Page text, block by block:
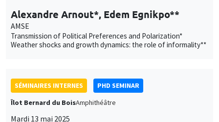
Alexandre Arnout*, Edem Egnikpo**
AMSE
Transmission of Political Preferences and Polarization*
Weather shocks and growth dynamics: the role of informality**
SÉMINAIRES INTERNES
PHD SEMINAR
Îlot Bernard du BoisAmphithéâtre
Mardi 13 mai 2025